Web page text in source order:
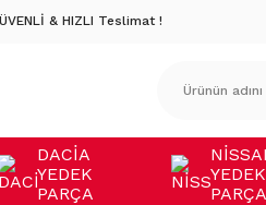
& HIZLI Teslimat !
DACİA
YEDEK
PARÇA
YEDEK
PARÇA